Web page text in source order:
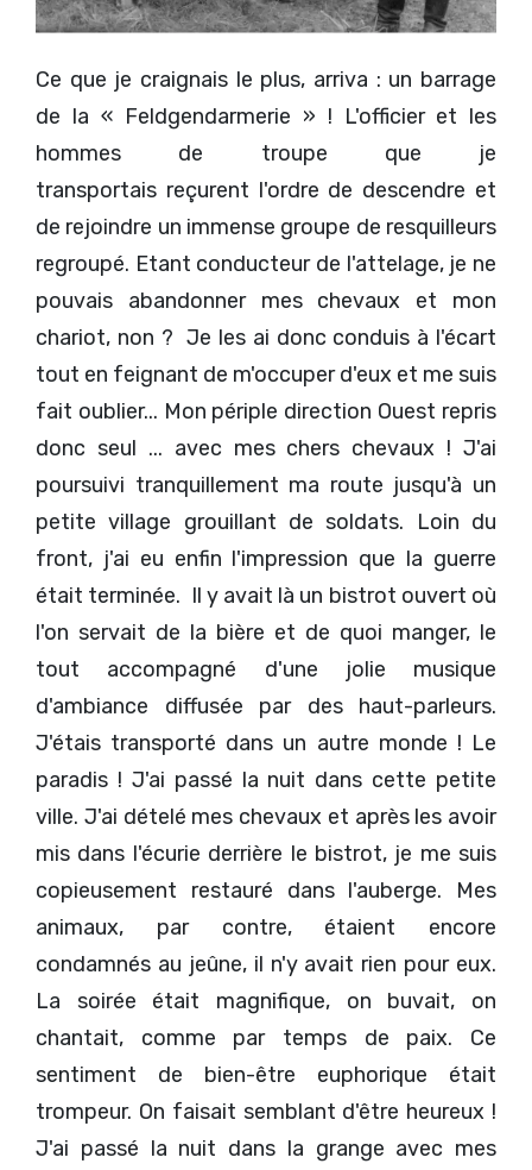
Ce que je craignais le plus, arriva : un barrage
de la « Feldgendarmerie » ! L'officier et les
hommes de troupe que je
transportais reçurent l'ordre de descendre et
de rejoindre un immense groupe de resquilleurs
regroupé. Etant conducteur de l'attelage, je ne
pouvais abandonner mes chevaux et mon
chariot, non ? Je les ai donc conduis à l'écart
tout en feignant de m'occuper d'eux et me suis
fait oublier... Mon périple direction Ouest repris
donc seul ... avec mes chers chevaux ! J'ai
poursuivi tranquillement ma route jusqu'à un
petite village grouillant de soldats. Loin du
front, j'ai eu enfin l'impression que la guerre
était terminée. Il y avait là un bistrot ouvert où
l'on servait de la bière et de quoi manger, le
tout accompagné d'une jolie musique
d'ambiance diffusée par des haut-parleurs.
J'étais transporté dans un autre monde ! Le
paradis ! J'ai passé la nuit dans cette petite
ville. J'ai dételé mes chevaux et après les avoir
mis dans l'écurie derrière le bistrot, je me suis
copieusement restauré dans l'auberge. Mes
animaux, par contre, étaient encore
condamnés au jeûne, il n'y avait rien pour eux.
La soirée était magnifique, on buvait, on
chantait, comme par temps de paix. Ce
sentiment de bien-être euphorique était
trompeur. On faisait semblant d'être heureux !
J'ai passé la nuit dans la grange avec mes